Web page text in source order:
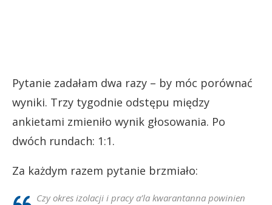
Pytanie zadałam dwa razy – by móc porównać
wyniki. Trzy tygodnie odstępu między
ankietami zmieniło wynik głosowania. Po
dwóch rundach: 1:1.
Za każdym razem pytanie brzmiało:
Czy okres izolacji i pracy a’la kwarantanna powinien